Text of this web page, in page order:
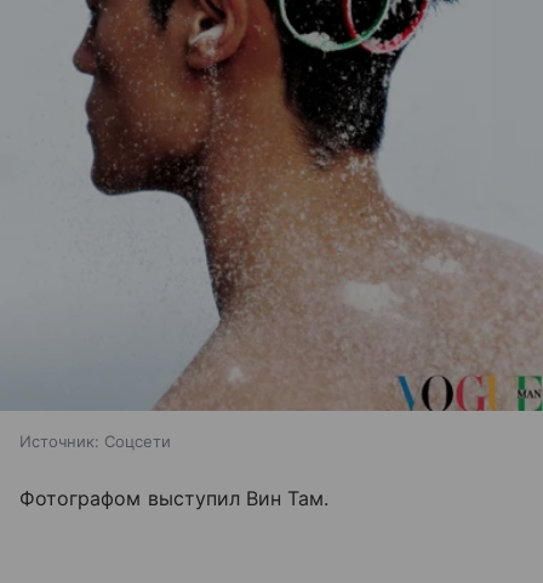
Источник: Соцсети
Фотографом выступил Вин Там.